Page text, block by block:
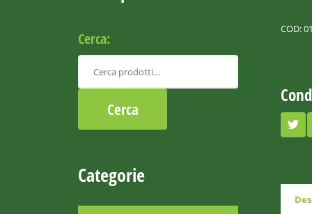
Cerca:
Categorie
COD: